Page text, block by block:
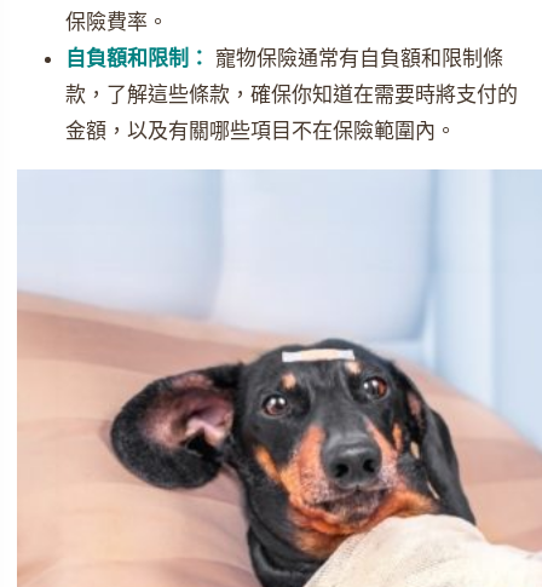
保險費率。
自負額和限制： 寵物保險通常有自負額和限制條
款，了解這些條款，確保你知道在需要時將支付的
金額，以及有關哪些項目不在保險範圍內。